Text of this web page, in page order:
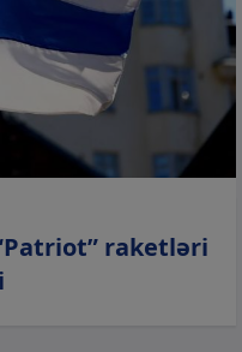
raketləri